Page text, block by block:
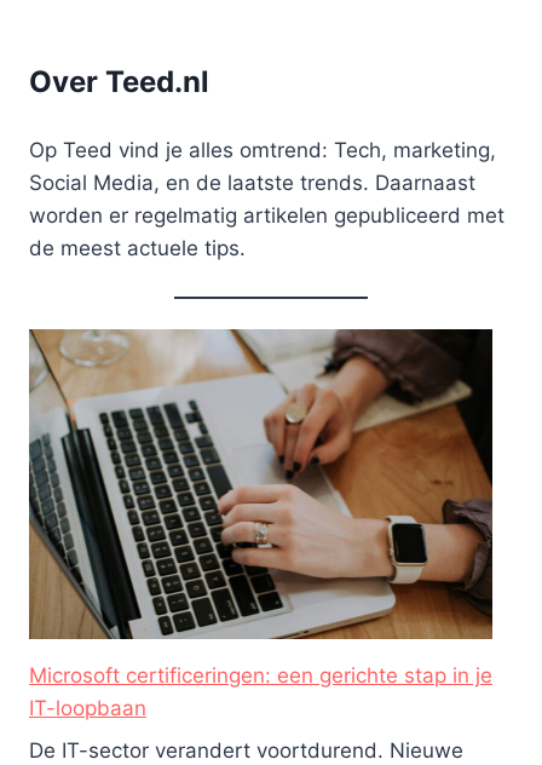
Over Teed.nl
Op Teed vind je alles omtrend: Tech, marketing,
Social Media, en de laatste trends. Daarnaast
worden er regelmatig artikelen gepubliceerd met
de meest actuele tips.
Microsoft certificeringen: een gerichte stap in je
IT-loopbaan
De IT-sector verandert voortdurend. Nieuwe